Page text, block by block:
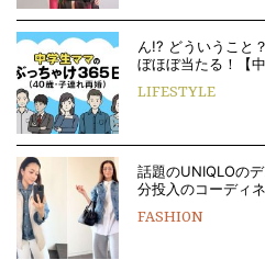
ん!? どういうこと
ぼほぼ当たる！【
LIFESTYLE
話題のUNIQLOの
分投入のコーディ
FASHION